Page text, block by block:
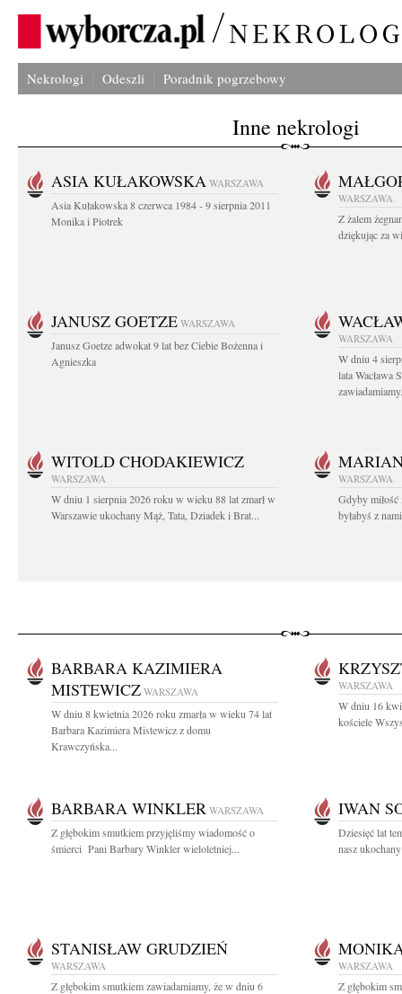
Nekrologi Odeszli Poradnik pogrzebowy
Inne nekrologi
ASIA KUŁAKOWSKA WARSZAWA
Asia Kułakowska 8 czerwca 1984 - 9 sierpnia 2011
Monika i Piotrek
WARSZAWA
Z żalem
dziękując za
JANUSZ GOETZE WARSZAWA
Janusz Goetze adwokat 9 lat bez Ciebie Bożenna i
Agnieszka
WARSZAWA
W dniu 4
lata Wacława
WITOLD CHODAKIEWICZ
WARSZAWA
W dniu 1 sierpnia 2026 roku w wieku 88 lat zmarł w
Warszawie ukochany Mąż, Tata, Dziadek i Brat...
WARSZAWA
Gdyby miłość
byłabyś z
BARBARA KAZIMIERA
MISTEWICZ WARSZAWA
W dniu 8 kwietnia 2026 roku zmarła w wieku 74 lat
Barbara Kazimiera Mistewicz z domu
Krawczyńska...
WARSZAWA
W dniu 16
kościele
BARBARA WINKLER WARSZAWA
Z głębokim smutkiem przyjęliśmy wiadomość o
śmierci Pani Barbary Winkler wieloletniej...
IWAN
Dziesięć lat
nasz
STANISŁAW GRUDZIEŃ
WARSZAWA
Z głębokim smutkiem zawiadamiamy, że w dniu 6
WARSZAWA
Z głębokim